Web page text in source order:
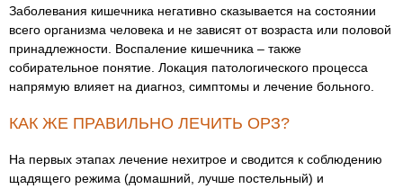
Заболевания кишечника негативно сказывается на состоянии
всего организма человека и не зависят от возраста или половой
принадлежности. Воспаление кишечника – также
собирательное понятие. Локация патологического процесса
напрямую влияет на диагноз, симптомы и лечение больного.
КАК ЖЕ ПРАВИЛЬНО ЛЕЧИТЬ ОРЗ?
На первых этапах лечение нехитрое и сводится к соблюдению
щадящего режима (домашний, лучше постельный) и